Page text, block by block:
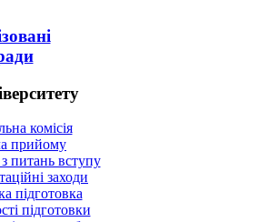
комісія
прийому
з питань вступу
заходи
підготовка
підготовки